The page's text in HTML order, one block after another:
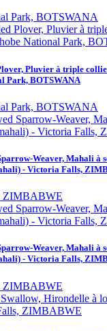
Park, BOTSWANA
Pluvier à triple
Park, BOTSWANA
Park, BOTSWANA
Weaver, Mahali à
- Victoria Falls,
ZIMBABWE
Weaver, Mahali à
- Victoria Falls,
ZIMBABWE